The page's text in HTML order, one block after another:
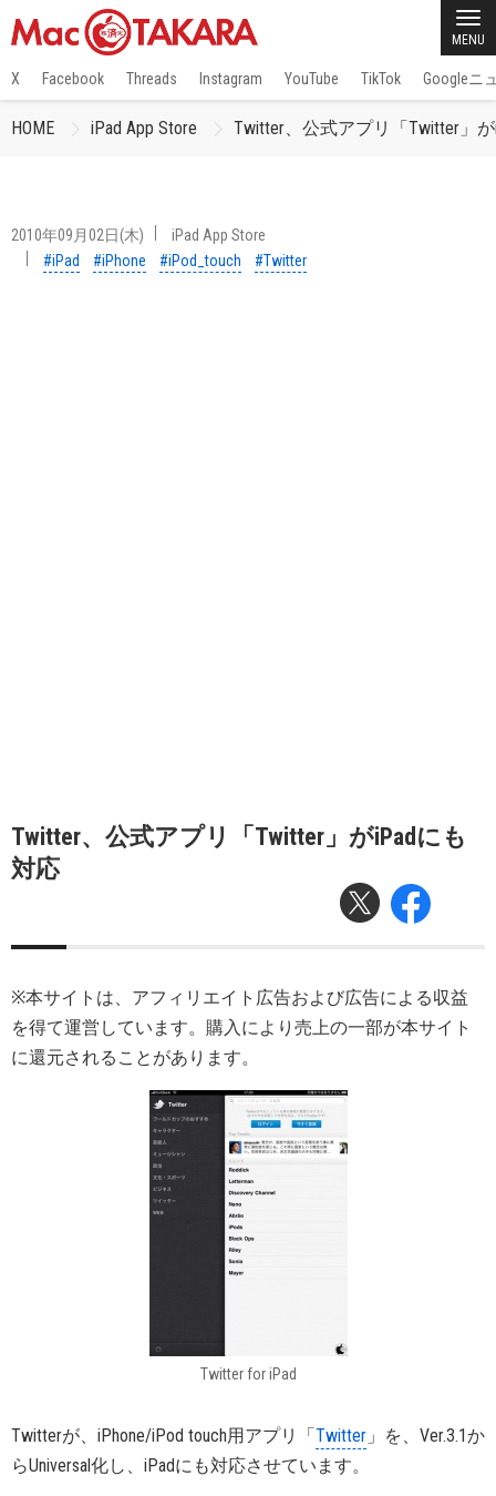
MENU
X Facebook Threads Instagram YouTube TikTok Googleニ
HOME iPad App Store Twitter、公式アプリ「Twitter」
2010年09月02日(木)
iPad App Store
#iPad
#iPhone #iPod_touch #Twitter
Twitter、公式アプリ「Twitter」がiPadにも
対応
※本サイトは、アフィリエイト広告および広告による収益
を得て運営しています。購入により売上の一部が本サイト
に還元されることがあります。
Twitter for iPad
Twitterが、iPhone/iPod touch用アプリ「Twitter 」を、Ver.3.1か
らUniversal化し、iPadにも対応させています。